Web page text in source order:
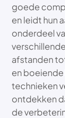
goede
en leidt hun
onderdeel
afstanden
en
technieken
ontdekken
de